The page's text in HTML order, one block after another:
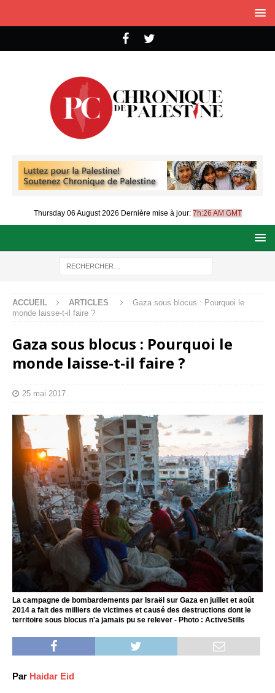
Thursday 06 August 2026 Dernière mise à jour: 7h:26 AM GMT
ACCUEIL ARTICLES
Gaza sous blocus : Pourquoi le
monde laisse-t-il faire ?
Gaza sous blocus : Pourquoi le
monde laisse-t-il faire ?
25 mai 2017
La campagne de bombardements par Israël sur Gaza en juillet et août
2014 a fait des milliers de victimes et causé des destructions dont le
territoire sous blocus n'a jamais pu se relever - Photo : ActiveStills
Par Haidar Eid